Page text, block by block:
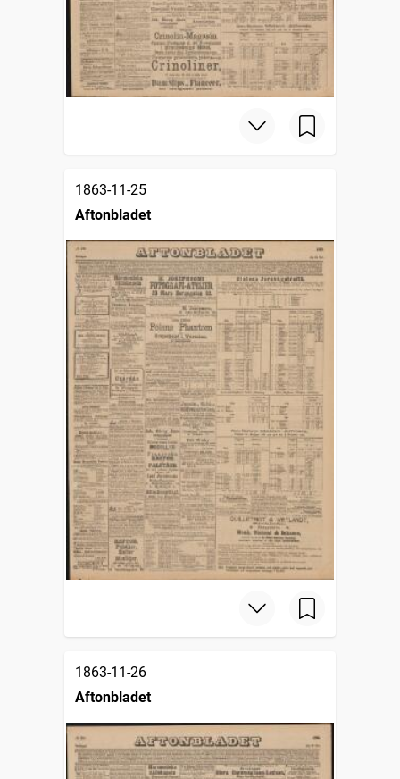
1863-11-25
Aftonbladet
1863-11-26
Aftonbladet